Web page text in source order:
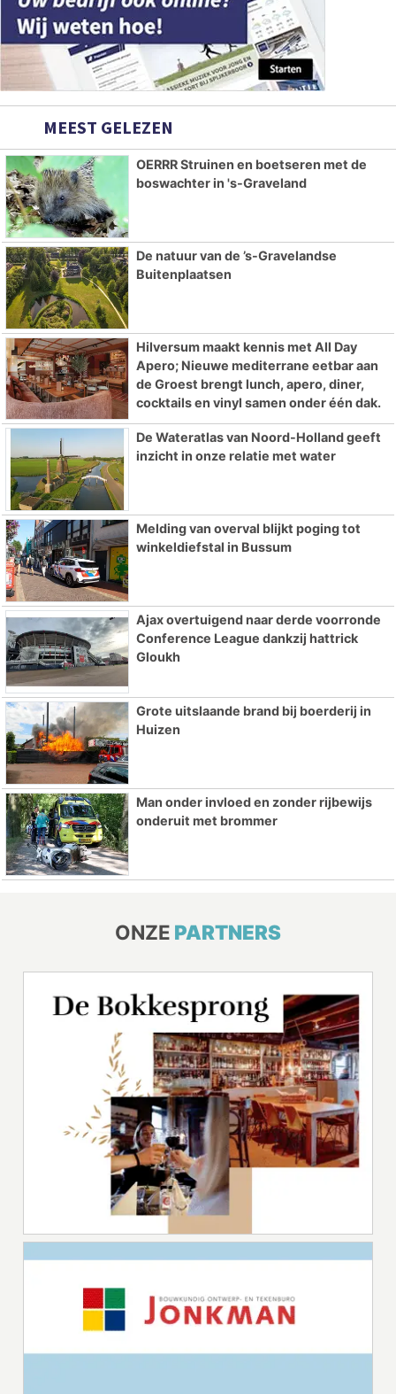
MEEST GELEZEN
OERRR Struinen en boetseren met de
boswachter in 's-Graveland
De natuur van de ’s-Gravelandse
Buitenplaatsen
Hilversum maakt kennis met All Day
Apero; Nieuwe mediterrane eetbar aan
de Groest brengt lunch, apero, diner,
cocktails en vinyl samen onder één dak.
De Wateratlas van Noord-Holland geeft
inzicht in onze relatie met water
Melding van overval blijkt poging tot
winkeldiefstal in Bussum
Ajax overtuigend naar derde voorronde
Conference League dankzij hattrick
Gloukh
Grote uitslaande brand bij boerderij in
Huizen
Man onder invloed en zonder rijbewijs
onderuit met brommer
ONZE PARTNERS